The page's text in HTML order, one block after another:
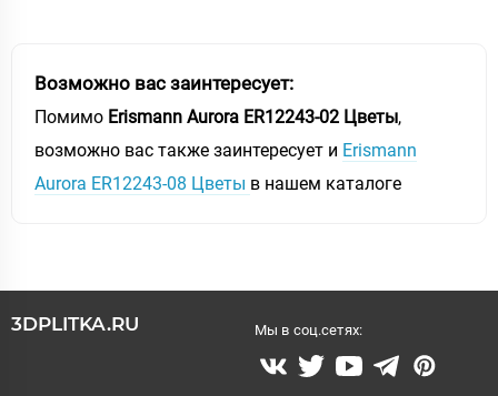
Возможно вас заинтересует:
Помимо Erismann Aurora ER12243-02 Цветы,
возможно вас также заинтересует и Erismann
Aurora ER12243-08 Цветы в нашем каталоге
3DPLITKA.RU Мы в соц.сетях: